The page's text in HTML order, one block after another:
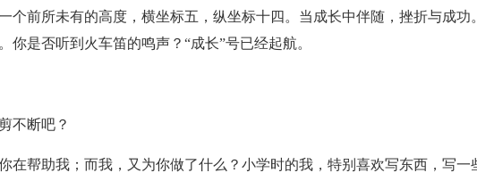
个前所未有的高度，横坐标五，纵坐标十四。当成长中伴随，挫折与成功。
你是否听到火车笛的鸣声？“成长”号已经起航。
不断吧？
在帮助我；而我，又为你做了什么？小学时的我，特别喜欢写东西，写一